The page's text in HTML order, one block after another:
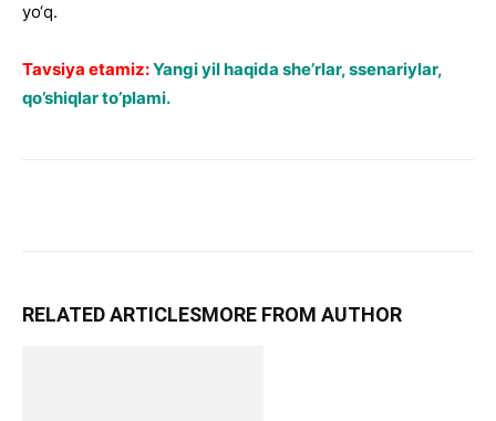
yo‘q.
Tavsiya etamiz:Yangi yil haqida she’rlar, ssenariylar,
qo’shiqlar to’plami.
RELATED ARTICLESMORE FROM AUTHOR